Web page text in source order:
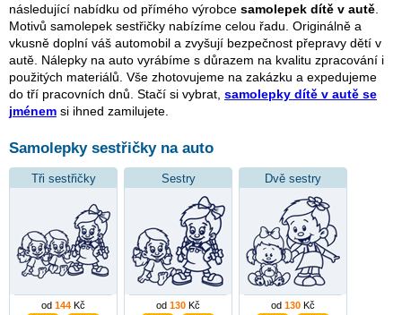
následující nabídku od přímého výrobce samolepek dítě v autě
Motivů samolepek sestřičky nabízíme celou řadu. Originálně a
vkusně doplní váš automobil a zvyšují bezpečnost přepravy dětí v
autě. Nálepky na auto vyrábíme s důrazem na kvalitu zpracování i
použitých materiálů. Vše zhotovujeme na zakázku a expedujeme
do tří pracovních dnů. Stačí si vybrat, samolepky dítě v autě se
jménem si ihned zamilujete.
Samolepky sestřičky na auto
Tři sestřičky
od 144 Kč
Sestry
od 130 Kč
Dvě sestry
od 130 Kč